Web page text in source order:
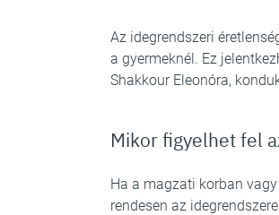
Az idegrendszeri
a gyermeknél. Ez
Shakkour Eleonóra,
Mikor figyelhet fel
Ha a magzati korban
rendesen az